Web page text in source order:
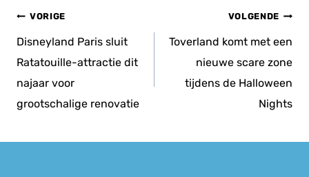
Bericht
navigatie
VORIGE
Disneyland Paris sluit
Ratatouille-attractie dit
najaar voor
grootschalige renovatie
VOLGENDE
Toverland komt met een
nieuwe scare zone
tijdens de Halloween
Nights